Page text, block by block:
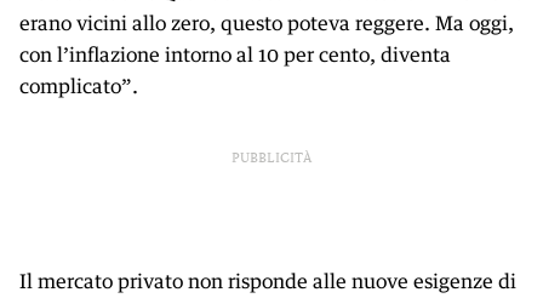
erano vicini allo zero, questo poteva reggere. Ma oggi,
con l’inflazione intorno al 10 per cento, diventa
complicato”.
PUBBLICITÀ
Il mercato privato non risponde alle nuove esigenze di